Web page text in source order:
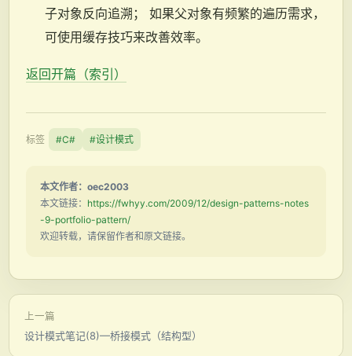
子对象反向追溯； 如果父对象有频繁的遍历需求，
可使用缓存技巧来改善效率。
返回开篇（索引）
标签 #C# #设计模式
本文作者：oec2003
本文链接： https://fwhyy.com/2009/12/design-patterns-notes
-9-portfolio-pattern/
欢迎转载，请保留作者和原文链接。
上一篇
设计模式笔记(8)—桥接模式（结构型）